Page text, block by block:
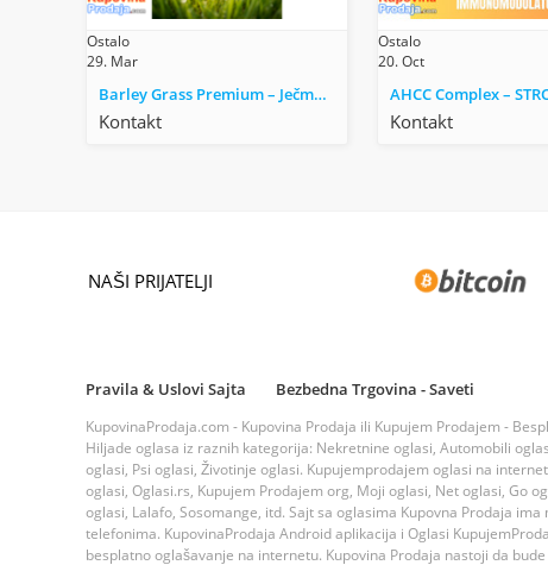
Ostalo
29. Mar
Barley Grass Premium – Ječmena trava
Kontakt
Ostalo
20. Oct
Kontakt
NAŠI PRIJATELJI
Pravila & Uslovi Sajta Bezbedna Trgovina - Saveti
KupovinaProdaja.com - Kupovina Prodaja ili Kupujem Prodajem -
Hiljade oglasa iz raznih kategorija: Nekretnine oglasi, Automobili
oglasi, Psi oglasi, Životinje oglasi. Kupujemprodajem oglasi na
oglasi, Oglasi.rs, Kupujem Prodajem org, Moji oglasi, Net oglasi, Go
oglasi, Lalafo, Sosomange, itd. Sajt sa oglasima Kupovna Prodaja
telefonima. KupovinaProdaja Android aplikacija i Oglasi
besplatno oglašavanje na internetu. Kupovina Prodaja nastoji da